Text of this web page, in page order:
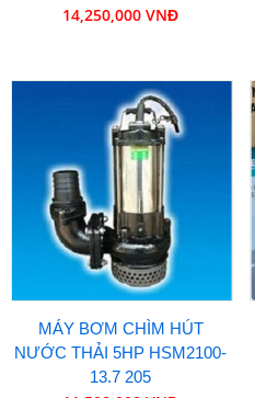
14,250,000 VNĐ
MÁY BƠM CHÌM HÚT
NƯỚC THẢI 5HP HSM2100-
13.7 205